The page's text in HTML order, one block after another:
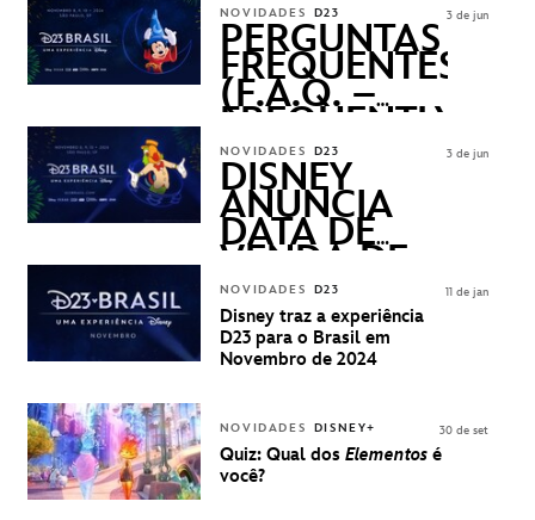
NOVIDADES D23
PERGUNTAS
FREQUENTES
(F.A.Q. –
FREQUENTLY
ASKED
QUESTIONS)
3 de jun
NOVIDADES D23
DISNEY
ANUNCIA
DATA DE
VENDA DE
INGRESSOS
PARA A D23
BRASIL -
UMA
DISNEY
3 de jun
NOVIDADES D23
Disney traz a experiência
D23 para o Brasil em
Novembro de 2024
11 de jan
NOVIDADES DISNEY+
Quiz: Qual dos Elementos é
você?
30 de set